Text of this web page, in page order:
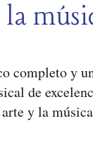
la mú
completo y
de
y la